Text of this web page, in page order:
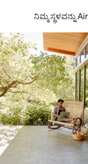
ನಿಮ್ಮ ಸ್ಥಳವನ್ನು